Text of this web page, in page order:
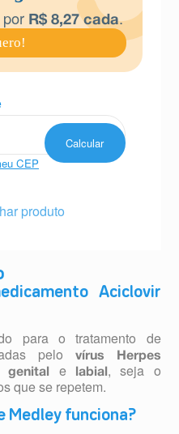
Aciclovir
para o tratamento de
pelo vírus
Herpes
genital e labial , seja o
que se repetem.
Medley funciona?
R$ 8,27cada.
CEP
produto